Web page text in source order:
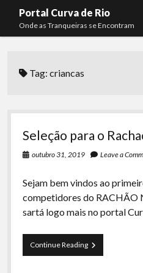
Portal Curva de Rio
Onde as Tranqueiras se Encontram
Curva de Rio
Komos
Boca do Lixo
Rachão na Beira do RIo
Arquivo CDR
Papo Tranqueira
Membros
Mateus Mantoan
Rafael Almeida
Tag:criancas
Seleção para o
outubro 31, 2019 Leave a
Sejam bem vindos ao
competidores do RACHÃO
sartá logo mais no portal
Continue ReadingSeleção
para